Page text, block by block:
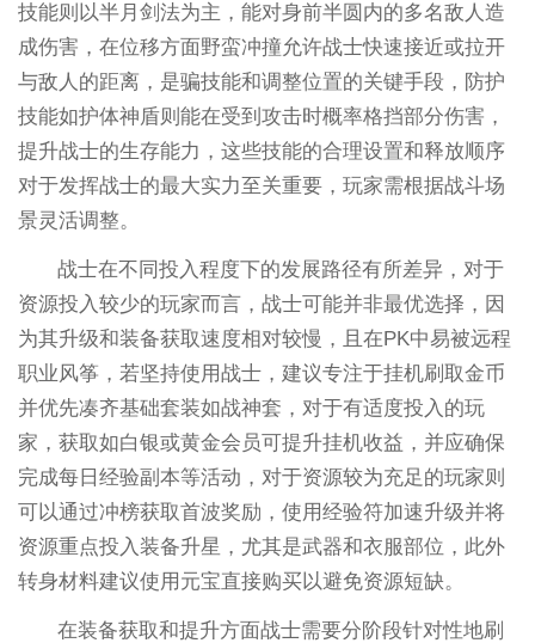
技能则以半月剑法为主，能对身前半圆内的多名敌人造
成伤害，在位移方面野蛮冲撞允许战士快速接近或拉开
与敌人的距离，是骗技能和调整位置的关键手段，防护
技能如护体神盾则能在受到攻击时概率格挡部分伤害，
提升战士的生存能力，这些技能的合理设置和释放顺序
对于发挥战士的最大实力至关重要，玩家需根据战斗场
景灵活调整。
战士在不同投入程度下的发展路径有所差异，对于
资源投入较少的玩家而言，战士可能并非最优选择，因
为其升级和装备获取速度相对较慢，且在PK中易被远程
职业风筝，若坚持使用战士，建议专注于挂机刷取金币
并优先凑齐基础套装如战神套，对于有适度投入的玩
家，获取如白银或黄金会员可提升挂机收益，并应确保
完成每日经验副本等活动，对于资源较为充足的玩家则
可以通过冲榜获取首波奖励，使用经验符加速升级并将
资源重点投入装备升星，尤其是武器和衣服部位，此外
转身材料建议使用元宝直接购买以避免资源短缺。
在装备获取和提升方面战士需要分阶段针对性地刷